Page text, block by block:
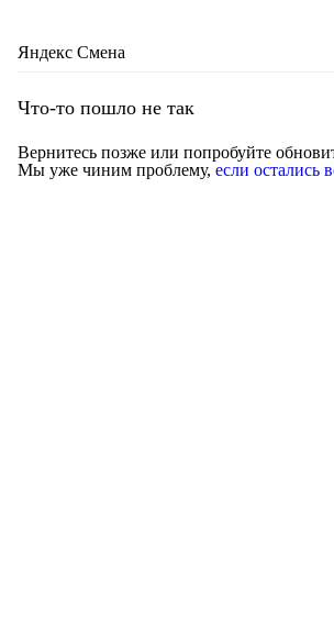
Яндекс Смена
Что-то пошло не так
Вернитесь позже или попробуйте
Мы уже чиним проблему, если остались